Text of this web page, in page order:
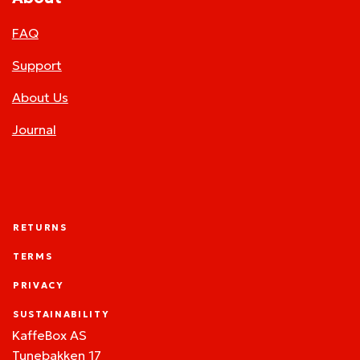
FAQ
Support
About Us
Journal
RETURNS
TERMS
PRIVACY
SUSTAINABILITY
KaffeBox AS
Tunebakken 17